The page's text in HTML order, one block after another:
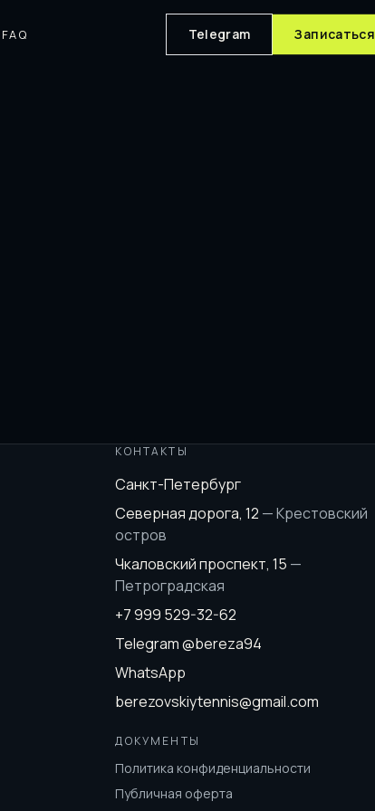
FAQ Telegram Записаться
КОНТАКТЫ
Санкт-Петербург
Северная дорога, 12 —Крестовский
остров
Чкаловский проспект, 15 —
Петроградская
+7 999 529-32-62
Telegram@bereza94
WhatsApp
berezovskiytennis@gmail.com
ДОКУМЕНТЫ
Политика конфиденциальности
Публичная оферта